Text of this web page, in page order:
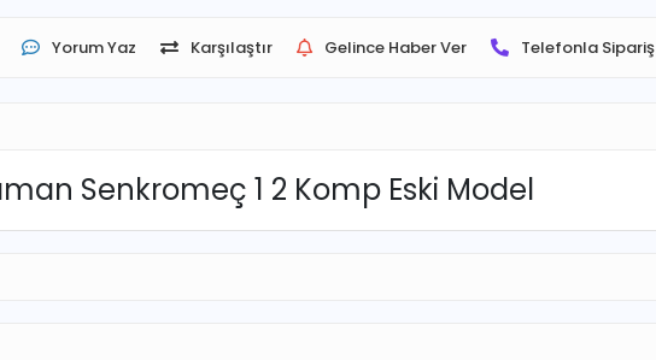
Yorum Yaz Karşılaştır Gelince Haber Ver Telefonla Sipariş
Senkromeç 1 2 Komp Eski Model